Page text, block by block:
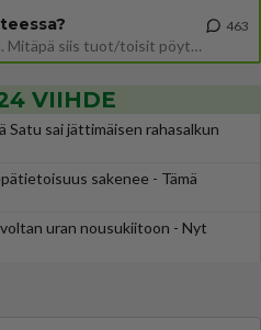
Siinäpä se kysymys on otsikossa. Mitäpä siis tuot/toisit pöytään parisuhteessa? Oletko mies vai nainen? Koetko sen mitä
463
VIIHDE
sai jättimäisen rahasalkun
sakenee - Tämä
uran nousukiitoon - Nyt